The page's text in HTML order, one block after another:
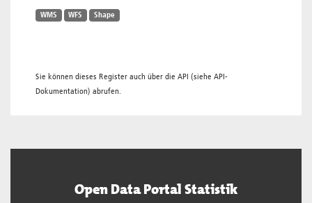
WMS WFS Shape
Sie können dieses Register auch über die API (siehe API-
Dokumentation) abrufen.
Open Data Portal Statistik